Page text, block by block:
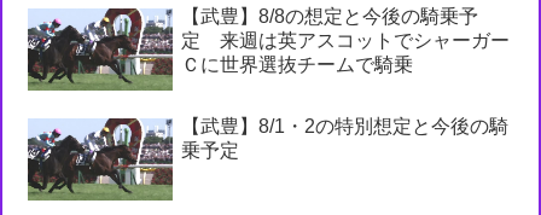
【武豊】8/8の想定と今後の騎乗予
定 来週は英アスコットでシャーガー
Ｃに世界選抜チームで騎乗
【武豊】8/1・2の特別想定と今後の騎
乗予定